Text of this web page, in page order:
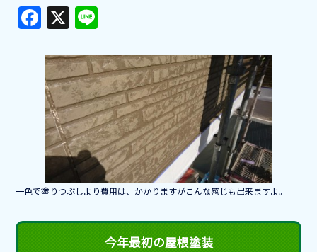
F
a
c
e
b
o
o
k
X
e
一色で塗りつぶしより費用は、かかりますがこんな感じも出来ますよ。
今年最初の屋根塗装